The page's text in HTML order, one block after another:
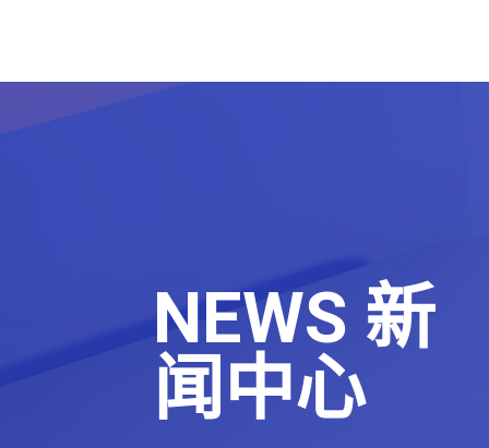
NEWS 新
闻中心